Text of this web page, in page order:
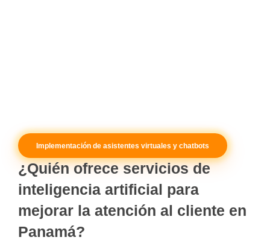
Implementación de asistentes virtuales y chatbots
¿Quién ofrece servicios de
inteligencia artificial para
mejorar la atención al cliente en
Panamá?